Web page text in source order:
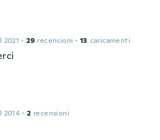
2021 · 29 recensioni · 13 caricamenti
2014 · 2 recensioni